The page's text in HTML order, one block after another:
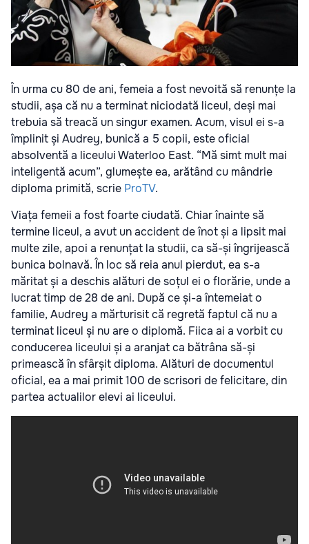
În urma cu 80 de ani, femeia a fost nevoită să renunțe la
studii, așa că nu a terminat niciodată liceul, deși mai
trebuia să treacă un singur examen. Acum, visul ei s-a
împlinit și Audrey, bunică a 5 copii, este oficial
absolventă a liceului Waterloo East. “Mă simt mult mai
inteligentă acum”, glumește ea, arătând cu mândrie
diploma primită, scrie ProTV.
Viața femeii a fost foarte ciudată. Chiar înainte să
termine liceul, a avut un accident de înot și a lipsit mai
multe zile, apoi a renunțat la studii, ca să-și îngrijească
bunica bolnavă. În loc să reia anul pierdut, ea s-a
măritat și a deschis alături de soțul ei o florărie, unde a
lucrat timp de 28 de ani. După ce și-a întemeiat o
familie, Audrey a mărturisit că regretă faptul că nu a
terminat liceul și nu are o diplomă. Fiica ai a vorbit cu
conducerea liceului și a aranjat ca bătrâna să-și
primească în sfârșit diploma. Alături de documentul
oficial, ea a mai primit 100 de scrisori de felicitare, din
partea actualilor elevi ai liceului.